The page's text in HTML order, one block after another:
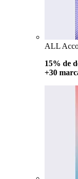
ALL
15% de
+30